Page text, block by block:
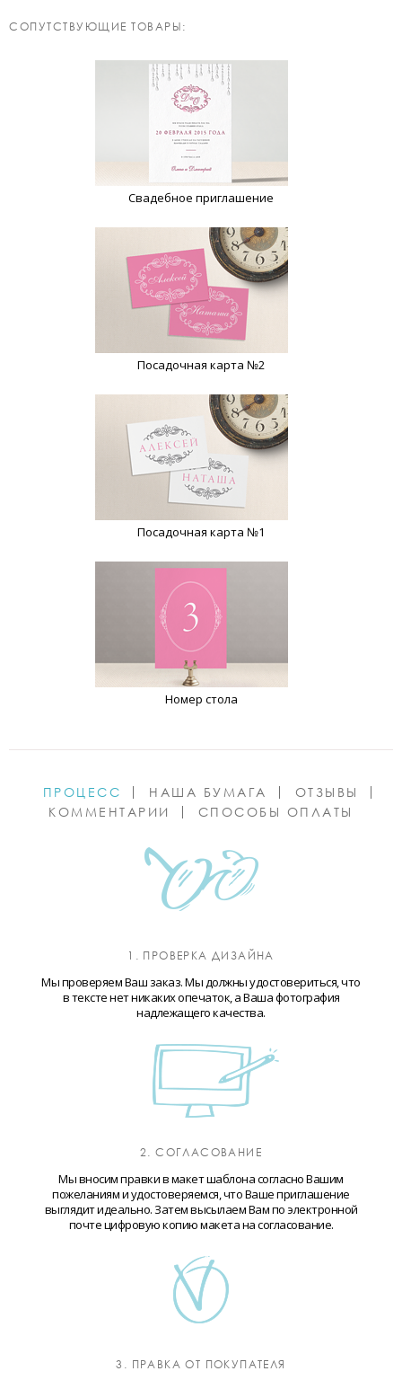
CОПУТСТВУЮЩИЕ ТОВАРЫ:
Свадебное приглашение
Посадочная карта №2
Посадочная карта №1
Номер стола
ПРОЦЕСС НАША БУМАГА
ОТЗЫВЫ
КОММЕНТАРИИ
СПОСОБЫ ОПЛАТЫ
1. ПРОВЕРКА ДИЗАЙНА
Мы проверяем Ваш заказ. Мы должны удостовериться, что
в тексте нет никаких опечаток, а Ваша фотография
надлежащего качества.
2. СОГЛАСОВАНИЕ
Мы вносим правки в макет шаблона согласно Вашим
пожеланиям и удостоверяемся, что Ваше приглашение
выглядит идеально. Затем высылаем Вам по электронной
почте цифровую копию макета на согласование.
3. ПРАВКА ОТ ПОКУПАТЕЛЯ